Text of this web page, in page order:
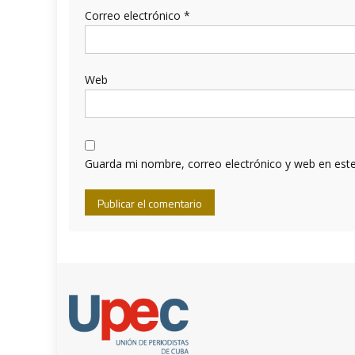
Correo electrónico *
Web
Guarda mi nombre, correo electrónico y web en